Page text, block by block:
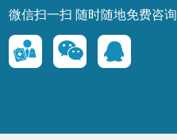
微信扫一扫 随时随地免费咨询